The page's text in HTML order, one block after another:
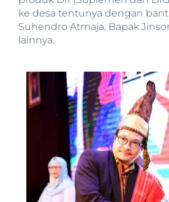
ke desa tentunya dengan
Suhendro Atmaja, Bapak
lainnya.